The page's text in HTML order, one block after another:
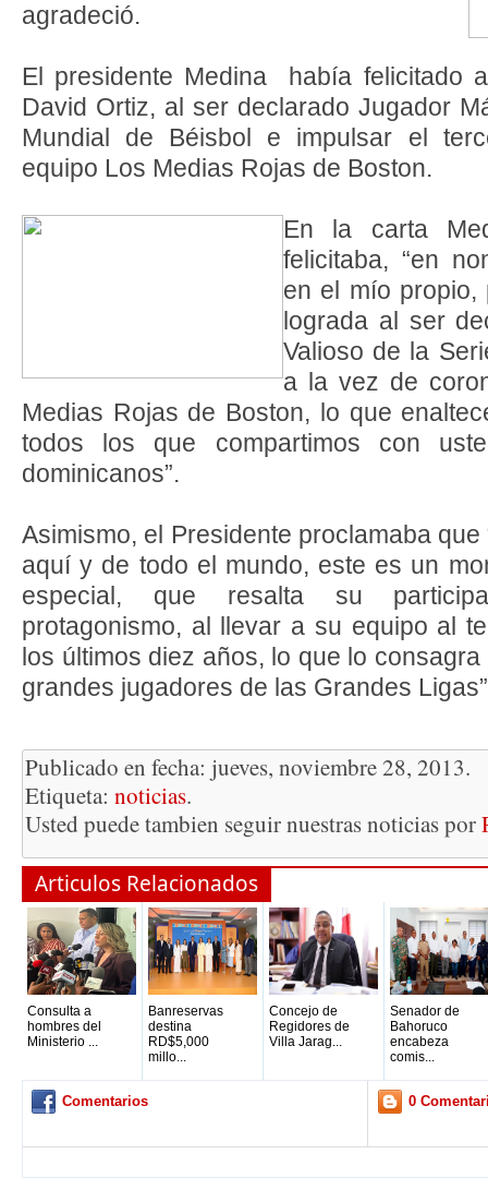
agradeció.
El presidente Medina había felicitado
David Ortiz, al ser declarado Jugador
Mundial de Béisbol e impulsar el
equipo Los Medias Rojas de Boston.
En la carta
felicitaba, “en
en el mío propio,
lograda al ser
Valioso de la
a la vez de
Medias Rojas de Boston, lo que
todos los que compartimos con
dominicanos”.
Asimismo, el Presidente proclamaba
aquí y de todo el mundo, este es un
especial, que resalta su
protagonismo, al llevar a su equipo al
los últimos diez años, lo que lo
grandes jugadores de las Grandes
Publicado en fecha: jueves, noviembre 28, 2013.
Etiqueta: noticias.
Usted puede tambien seguir nuestras noticias por
Articulos Relacionados
Consulta a
hombres del
Ministerio ...
Banreservas
destina
RD$5,000
millo...
Concejo de
Regidores de
Villa Jarag...
Senador de
Bahoruco
encabeza
comis...
Comentarios 0